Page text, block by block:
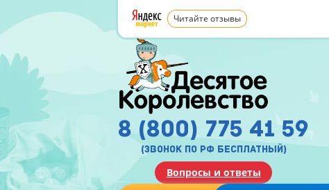
Читайте отзывы
8 (800) 775 41 59
(звонок по рф бесплатный)
Вопросы и ответы